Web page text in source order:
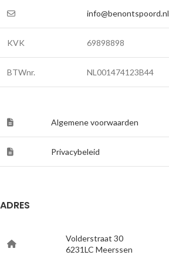
info@benontspoord.nl
KVK 69898898
BTWnr. NL001474123B44
Algemene voorwaarden
Privacybeleid
ADRES
Volderstraat 30
6231LC Meerssen